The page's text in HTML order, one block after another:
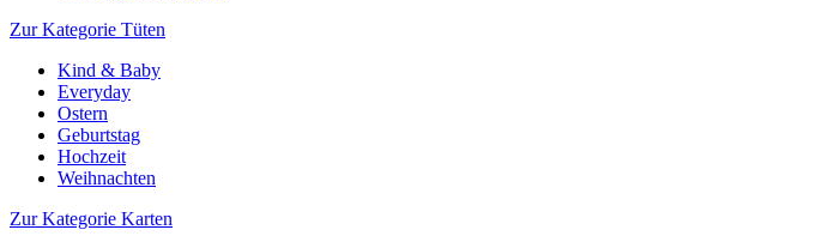
Zur Kategorie Tüten
Kind & Baby
Everyday
Ostern
Geburtstag
Hochzeit
Weihnachten
Zur Kategorie Karten